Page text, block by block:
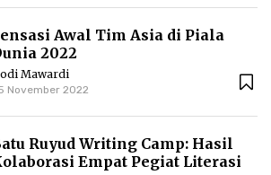
Awal Tim Asia di Piala
2022
Mawardi
November 2022
Ruyud Writing Camp: Hasil
Empat Pegiat Literasi